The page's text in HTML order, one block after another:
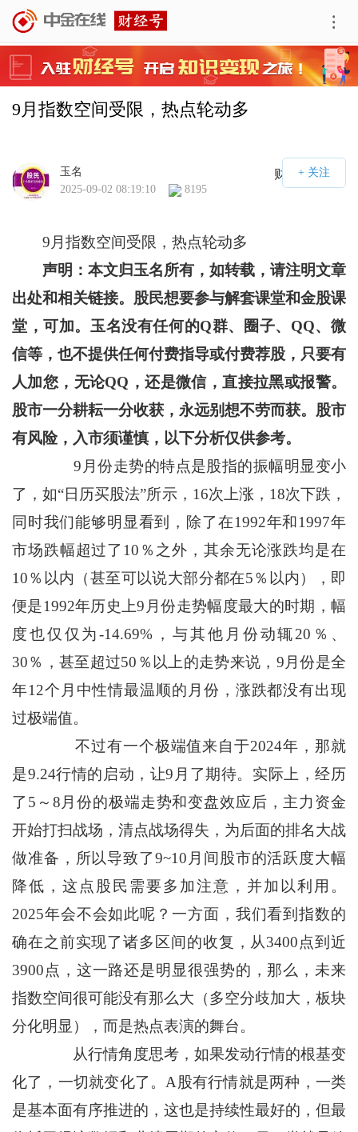
9月指数空间受限，热点轮动多
财经号APP
玉名
2025-09-02 08:19:10
8195
9月指数空间受限，热点轮动多
声明：本文归玉名所有，如转载，请注明文章
出处和相关链接。股民想要参与解套课堂和金股课
堂，可加。玉名没有任何的Q群、圈子、QQ、微
信等，也不提供任何付费指导或付费荐股，只要有
人加您，无论QQ，还是微信，直接拉黑或报警。
股市一分耕耘一分收获，永远别想不劳而获。股市
有风险，入市须谨慎，以下分析仅供参考。
9月份走势的特点是股指的振幅明显变小
了，如“日历买股法”所示，16次上涨，18次下跌，
同时我们能够明显看到，除了在1992年和1997年
市场跌幅超过了10％之外，其余无论涨跌均是在
10％以内（甚至可以说大部分都在5％以内），即
便是1992年历史上9月份走势幅度最大的时期，幅
度也仅仅为-14.69%，与其他月份动辄20％、
30％，甚至超过50％以上的走势来说，9月份是全
年12个月中性情最温顺的月份，涨跌都没有出现
过极端值。
不过有一个极端值来自于2024年，那就
是9.24行情的启动，让9月了期待。实际上，经历
了5～8月份的极端走势和变盘效应后，主力资金
开始打扫战场，清点战场得失，为后面的排名大战
做准备，所以导致了9~10月间股市的活跃度大幅
降低，这点股民需要多加注意，并加以利用。
2025年会不会如此呢？一方面，我们看到指数的
确在之前实现了诸多区间的收复，从3400点到近
3900点，这一路还是明显很强势的，那么，未来
指数空间很可能没有那么大（多空分歧加大，板块
分化明显），而是热点表演的舞台。
从行情角度思考，如果发动行情的根基变
化了，一切就变化了。A股有行情就是两种，一类
是基本面有序推进的，这也是持续性最好的，但最